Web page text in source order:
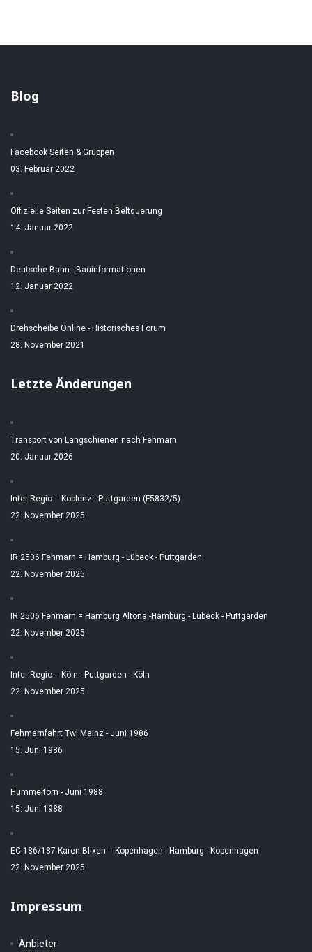
Blog
Facebook Seiten & Gruppen
03. Februar 2022
Offizielle Seiten zur Festen Beltquerung
14. Januar 2022
Deutsche Bahn - Bauinformationen
12. Januar 2022
Drehscheibe Online - Historisches Forum
28. November 2021
Letzte Änderungen
Transport von Langschienen nach Fehmarn
20. Januar 2026
Inter Regio = Koblenz - Puttgarden (F5832/5)
22. November 2025
IR 2506 Fehmarn = Hamburg - Lübeck - Puttgarden
22. November 2025
IR 2506 Fehmarn = Hamburg Altona -Hamburg - Lübeck - Puttgarden
22. November 2025
Inter Regio = Köln - Puttgarden - Köln
22. November 2025
Fehmarnfahrt Twl Mainz - Juni 1986
15. Juni 1986
Hummeltörn - Juni 1988
15. Juni 1988
EC 186/187 Karen Blixen = Kopenhagen - Hamburg - Kopenhagen
22. November 2025
Impressum
Anbieter